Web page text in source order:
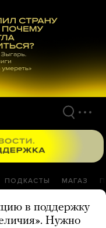
ПОДКАСТЫ МАГАЗ
в поддержку
Нужно